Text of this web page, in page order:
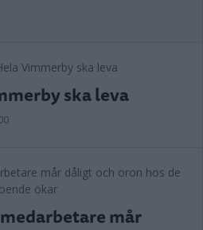
ska leva
mår